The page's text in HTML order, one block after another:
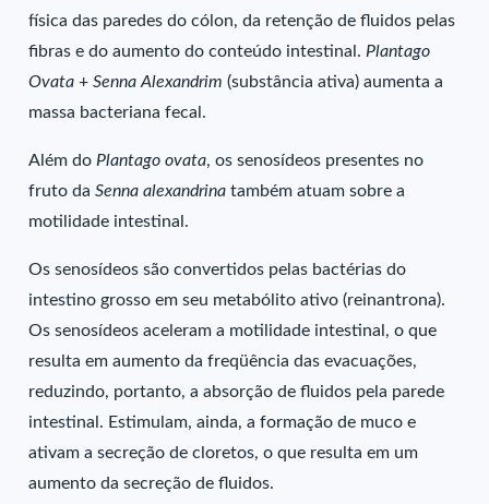
física das paredes do cólon, da retenção de fluidos pelas
fibras e do aumento do conteúdo intestinal. Plantago
Ovata +Senna Alexandrim (substância ativa) aumenta a
massa bacteriana fecal.
Além do Plantago ovata, os senosídeos presentes no
fruto daSenna alexandrina também atuam sobre a
motilidade intestinal.
Os senosídeos são convertidos pelas bactérias do
intestino grosso em seu metabólito ativo (reinantrona).
Os senosídeos aceleram a motilidade intestinal, o que
resulta em aumento da freqüência das evacuações,
reduzindo, portanto, a absorção de fluidos pela parede
intestinal. Estimulam, ainda, a formação de muco e
ativam a secreção de cloretos, o que resulta em um
aumento da secreção de fluidos.